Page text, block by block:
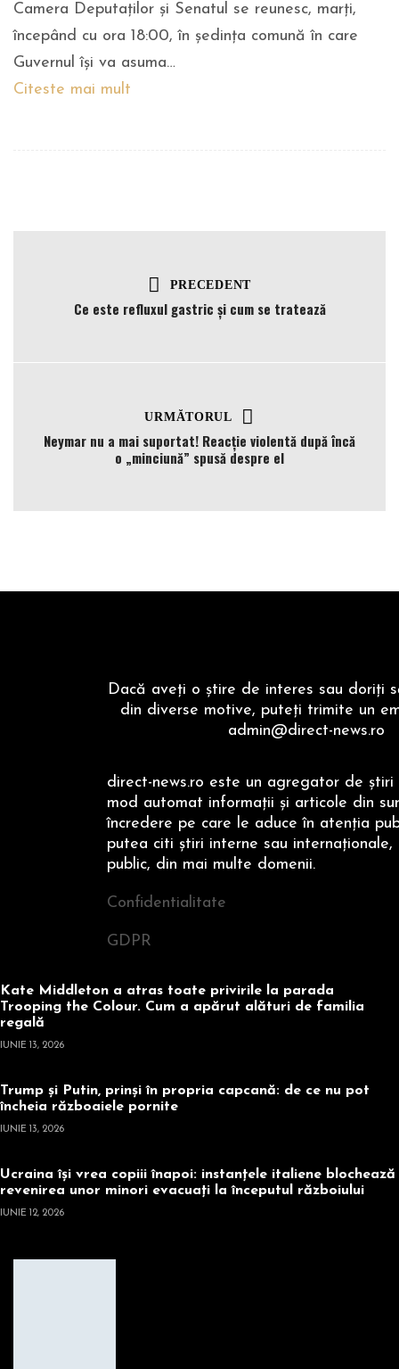
Camera Deputaților și Senatul se reunesc, marți,
începând cu ora 18:00, în ședința comună în care
Guvernul își va asuma…
Citeste mai mult
PRECEDENT
Ce este refluxul gastric și cum se tratează
URMĂTORUL
Neymar nu a mai suportat! Reacție violentă după încă
o „minciună” spusă despre el
Dacă aveţi o ştire de interes sau doriţi
din diverse motive, puteţi trimite un
admin@direct-news.ro
direct-news.ro este un agregator de ştiri
mod automat informaţii şi articole din
încredere pe care le aduce în atenţia
putea citi ştiri interne sau internaţionale,
public, din mai multe domenii.
Confidentialitate
GDPR
Kate Middleton a atras toate privirile la parada
Trooping the Colour. Cum a apărut alături de familia
regală
IUNIE 13, 2026
Trump și Putin, prinși în propria capcană: de ce nu pot
încheia războaiele pornite
IUNIE 13, 2026
Ucraina își vrea copiii înapoi: instanțele italiene blochează
revenirea unor minori evacuați la începutul războiului
IUNIE 12, 2026